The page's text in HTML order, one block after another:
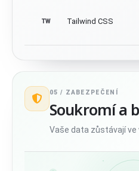
TW Tailwind CSS
05 / ZABEZPEČENÍ
Soukromí a
Vaše data zůstávají ve